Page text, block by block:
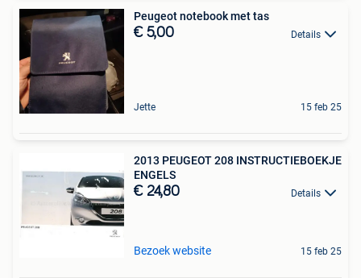
Peugeot notebook met tas
€ 5,00 Details
Jette 15 feb 25
2013 PEUGEOT 208 INSTRUCTIEBOEKJE
ENGELS
€ 24,80 Details
Bezoek website 15 feb 25